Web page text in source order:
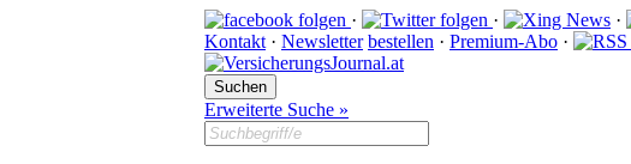
· ·
·
Kontakt · Newsletter bestellen · Premium-Abo ·
Erweiterte Suche »